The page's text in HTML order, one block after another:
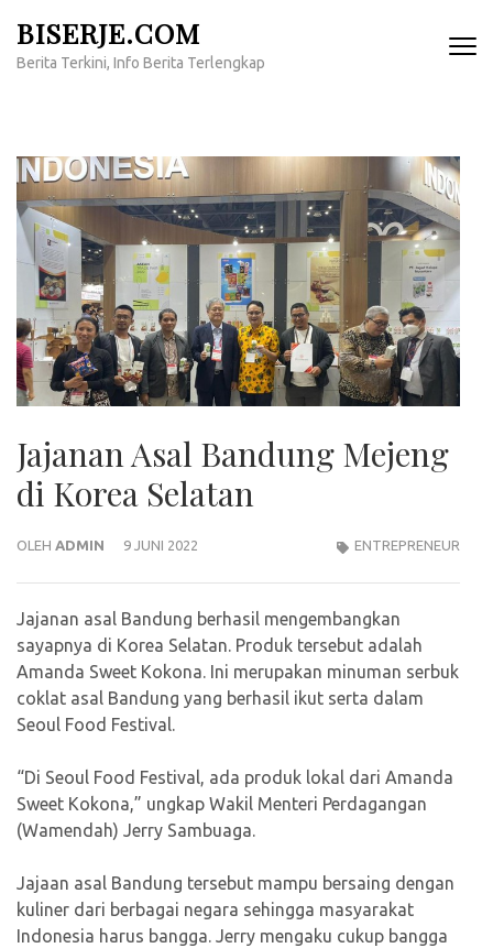
konten
BISERJE.COM
Berita Terkini, Info Berita Terlengkap
Jajanan Asal Bandung Mejeng
di Korea Selatan
OLEH ADMIN 9 JUNI 2022 ENTREPRENEUR
Jajanan asal Bandung berhasil mengembangkan
sayapnya di Korea Selatan. Produk tersebut adalah
Amanda Sweet Kokona. Ini merupakan minuman serbuk
coklat asal Bandung yang berhasil ikut serta dalam
Seoul Food Festival.
“Di Seoul Food Festival, ada produk lokal dari Amanda
Sweet Kokona,” ungkap Wakil Menteri Perdagangan
(Wamendah) Jerry Sambuaga.
Jajaan asal Bandung tersebut mampu bersaing dengan
kuliner dari berbagai negara sehingga masyarakat
Indonesia harus bangga. Jerry mengaku cukup bangga